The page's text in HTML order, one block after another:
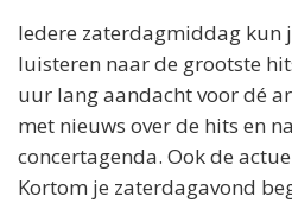
Iedere zaterdagmiddag kun
luisteren naar de grootste
uur lang aandacht voor dé
met nieuws over de hits en
concertagenda. Ook de
Kortom je zaterdagavond